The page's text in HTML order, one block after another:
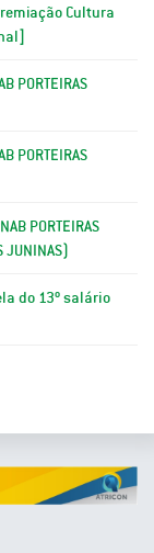
Cultura
PORTEIRAS
PORTEIRAS
PORTEIRAS
JUNINAS)
do 13º salário